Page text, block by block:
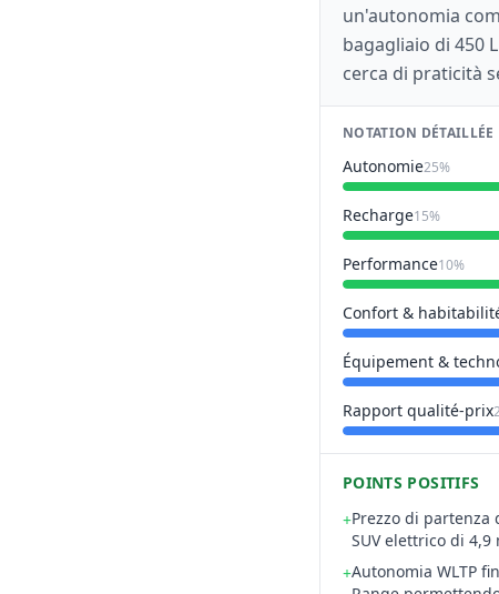
un'autonomia
bagagliaio di 450
cerca di praticità
NOTATION DÉTAILLÉE
Autonomie25%
Recharge15%
Performance10%
Confort &
Équipement &
Rapport qualité-prix
POINTS POSITIFS
+Prezzo di partenza
SUV elettrico di
+Autonomia WLTP